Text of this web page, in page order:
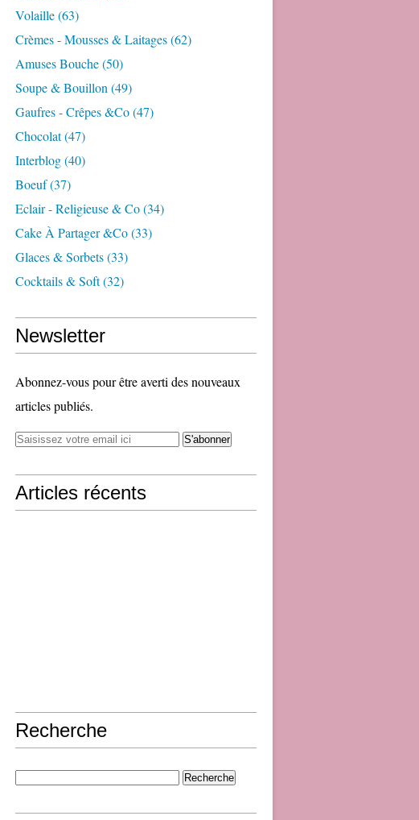
Volaille(63)
Crèmes - Mousses & Laitages(62)
Amuses Bouche(50)
Soupe & Bouillon (49)
Gaufres - Crêpes &co(47)
Chocolat(47)
Interblog(40)
Boeuf(37)
Eclair - Religieuse & Co(34)
Cake À Partager &co(33)
Glaces & Sorbets(33)
Cocktails & Soft(32)
Newsletter
Abonnez-vous pour être averti des nouveaux
articles publiés.
Articles récents
Recherche